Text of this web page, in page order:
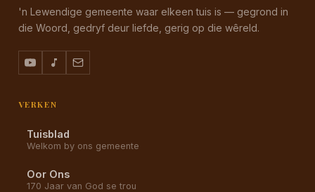
'n Lewendige gemeente waar elkeen tuis is — gegrond in
die Woord, gedryf deur liefde, gerig op die wêreld.
VERKEN
Tuisblad
Welkom by ons gemeente
Oor Ons
170 Jaar van God se trou